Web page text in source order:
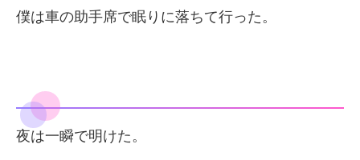
僕は車の助手席で眠りに落ちて行った。
夜は一瞬で明けた。